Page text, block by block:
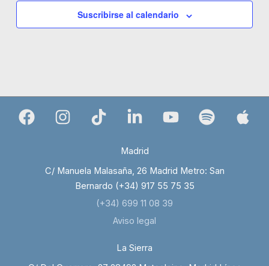
Suscribirse al calendario
Madrid
C/ Manuela Malasaña, 26 Madrid Metro: San
Bernardo (+34) 917 55 75 35
(+34) 699 11 08 39
Aviso legal
La Sierra